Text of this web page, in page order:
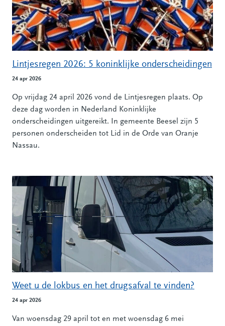
Lintjesregen 2026: 5 koninklijke onderscheidingen
24 apr 2026
Op vrijdag 24 april 2026 vond de Lintjesregen plaats. Op
deze dag worden in Nederland Koninklijke
onderscheidingen uitgereikt. In gemeente Beesel zijn 5
personen onderscheiden tot Lid in de Orde van Oranje
Nassau.
Weet u de lokbus en het drugsafval te vinden?
24 apr 2026
Van woensdag 29 april tot en met woensdag 6 mei